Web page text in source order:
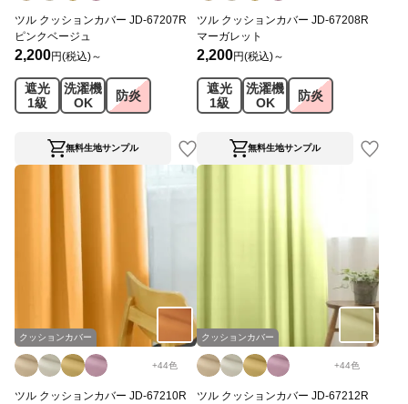
ツル クッションカバー JD-67207R
ピンクベージュ
2,200円(税込)～
遮光
1級
洗濯機
OK
防炎
無料生地サンプル
ツル クッションカバー JD-67208R
マーガレット
2,200円(税込)～
遮光
1級
洗濯機
OK
防炎
無料生地サンプル
クッションカバー
+44色
ツル クッションカバー JD-67210R
クッションカバー
+44色
ツル クッションカバー JD-67212R